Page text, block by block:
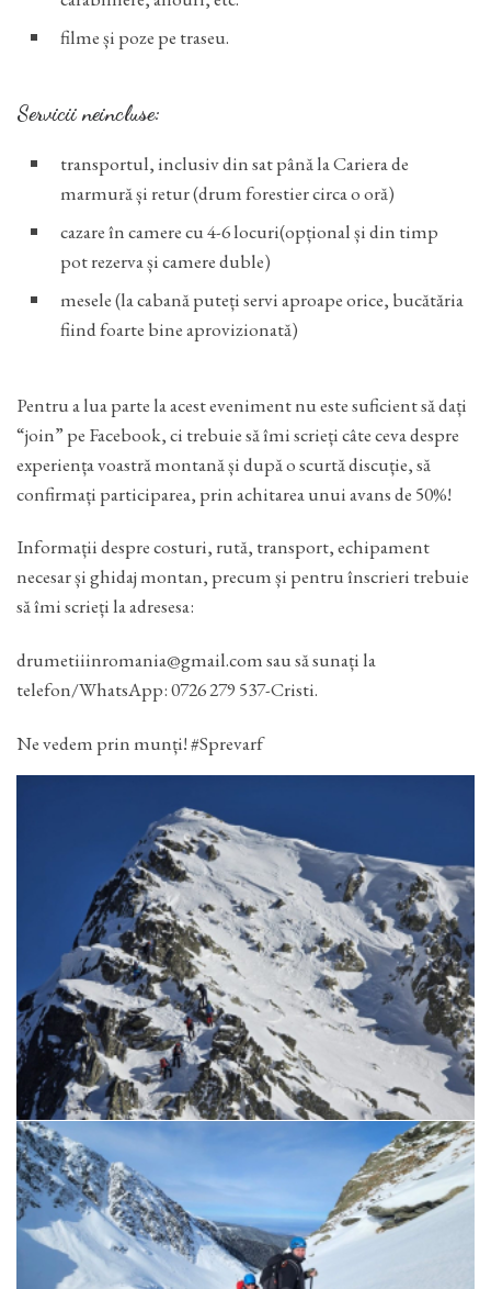
filme și poze pe traseu.
Servicii neincluse:
transportul, inclusiv din sat până la Cariera de
marmură și retur (drum forestier circa o oră)
cazare în camere cu 4-6 locuri(opțional și din timp
pot rezerva și camere duble)
mesele (la cabană puteți servi aproape orice, bucătăria
fiind foarte bine aprovizionată)
Pentru a lua parte la acest eveniment nu este suficient să dați
“join” pe Facebook, ci trebuie să îmi scrieți câte ceva despre
experiența voastră montană și după o scurtă discuție, să
confirmați participarea, prin achitarea unui avans de 50%!
Informații despre costuri, rută, transport, echipament
necesar și ghidaj montan, precum și pentru înscrieri trebuie
să îmi scrieți la adresesa:
drumetiiinromania@gmail.com sau să sunați la
telefon/WhatsApp: 0726 279 537-Cristi.
Ne vedem prin munți! #Sprevarf